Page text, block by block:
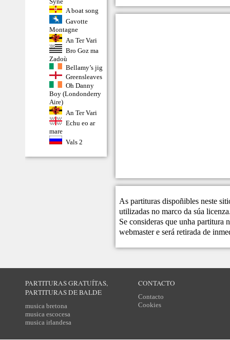
A boat song
Gavotte
Montagne
An Ter Vari
Bro Goz ma
Zadoù
Bellamy’s jig
Greensleaves
Oh Danny
Boy (Londonderry
Aire)
An Ter Vari
Echu eo ar
mare
Vals 2
As partituras dispoñibles neste
utilizadas no marco da súa
Se consideras que unha partitura
webmastere será retirada de
PARTITURAS GRATUÍTAS,
PARTITURAS DE BALDE
musica bretona
musica escocesa
musica irlandesa
CONTACTO
Contacto
Cookies